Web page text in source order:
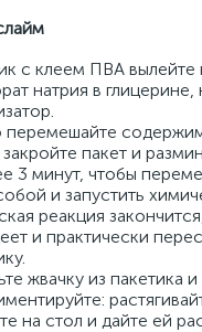
с клеем ПВА
натрия в глицерине,
пакет и
3 минут, чтобы
и запустить
реакция
и практически
жвачку из пакетика и
на стол и дайте ей